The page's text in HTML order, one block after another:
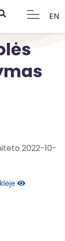
EN
2022-10-